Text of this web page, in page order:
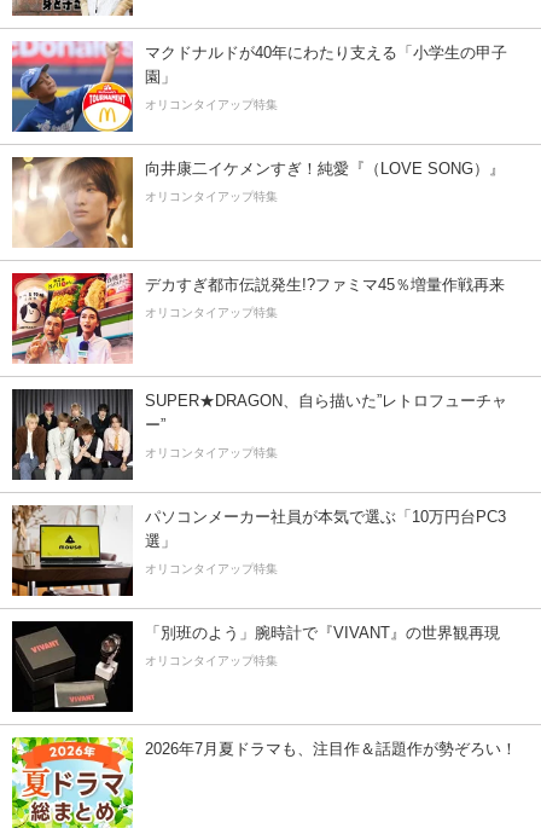
マクドナルドが40年にわたり支える「小学生の甲子
園」
オリコンタイアップ特集
向井康二イケメンすぎ！純愛『（LOVE SONG）』
オリコンタイアップ特集
デカすぎ都市伝説発生!?ファミマ45％増量作戦再来
オリコンタイアップ特集
SUPER★DRAGON、自ら描いた”レトロフューチャ
ー”
オリコンタイアップ特集
パソコンメーカー社員が本気で選ぶ「10万円台PC3
選」
オリコンタイアップ特集
「別班のよう」腕時計で『VIVANT』の世界観再現
オリコンタイアップ特集
2026年7月夏ドラマも、注目作＆話題作が勢ぞろい！